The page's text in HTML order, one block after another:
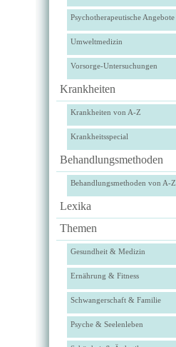
Psychotherapeutische Angebote
Umweltmedizin
Vorsorge-Untersuchungen
Krankheiten
Krankheiten von A-Z
Krankheitsspecial
Behandlungsmethoden
Behandlungsmethoden von A-Z
Lexika
Themen
Gesundheit & Medizin
Ernährung & Fitness
Schwangerschaft & Familie
Psyche & Seelenleben